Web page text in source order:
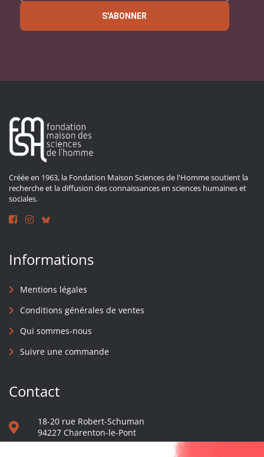
S'ABONNER
Créée en 1963, la Fondation Maison Sciences de l'Homme soutient la
recherche et la diffusion des connaissances en sciences humaines et
sociales.
Informations
Mentions légales
Conditions générales de ventes
Qui sommes-nous
Suivre une commande
Contact
18-20 rue Robert-Schuman
94227 Charenton-le-Pont